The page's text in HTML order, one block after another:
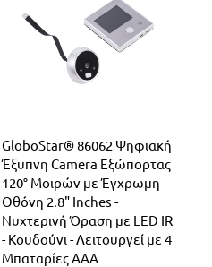
GloboStar® 86062 Ψηφιακή
Έξυπνη Camera Εξώπορτας
120° Μοιρών με Έγχρωμη
Οθόνη 2.8" Inches -
Νυχτερινή Όραση με LED IR
- Κουδούνι - Λειτουργεί με 4
Μπαταρίες AAA